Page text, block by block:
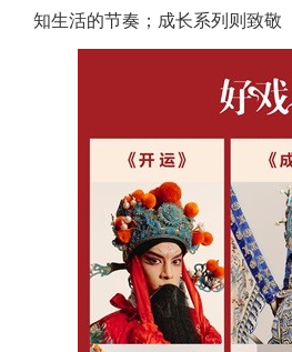
知生活的节奏；成长系列则致敬